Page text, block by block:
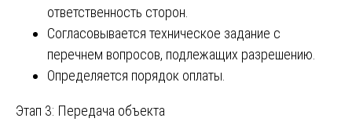
ответственность сторон.
Согласовывается техническое задание с
перечнем вопросов, подлежащих разрешению.
Определяется порядок оплаты.
Этап 3: Передача объекта